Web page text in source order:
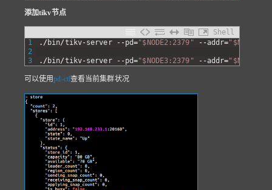
添加tikv节点
Shell
1
2
3
. / bin/tikv-server --pd="$NODE2:2379" --addr=
. / bin/tikv-server --pd="$NODE3:2379" --addr=
可以使用pd-ctl查看当前集群状况